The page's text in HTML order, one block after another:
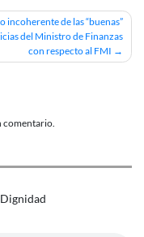
incoherente de las “buenas”
del Ministro de Finanzas
con respecto al FMI
comentario.